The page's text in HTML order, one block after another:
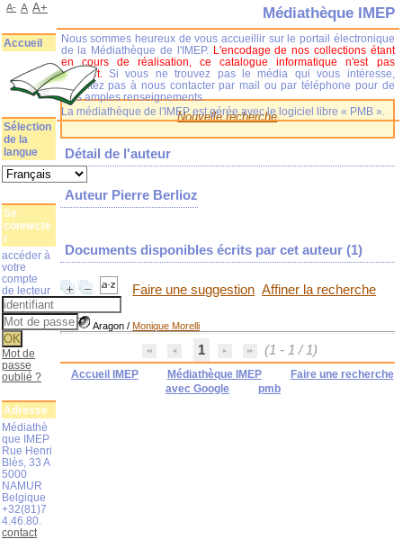
Nouvelle recherche
Détail de l'auteur
Auteur Pierre Berlioz
Documents disponibles écrits par cet auteur (1)
Faire une suggestion Affiner la recherche
Aragon /Monique Morelli
1 (1 - 1 / 1)
Accueil IMEP Médiathèque IMEP
Faire une recherche
avec Google
pmb
Médiathèque IMEP
Nous sommes heureux de vous accueillir sur le portail électronique
de la Médiathèque de l'IMEP. L'encodage de nos collections étant
en cours de réalisation, ce catalogue informatique n'est pas
complet.
Si vous ne trouvez pas le média qui vous intéresse,
n'hésitez pas à nous contacter par mail ou par téléphone pour de
plus amples renseignements.
La médiathèque de l'IMEP est gérée avec le logiciel libre « PMB ».
A- A A+
Accueil
Sélection
de la
langue
Se
connecte
r
accéder à
votre
compte
de lecteur
Mot de
passe
oublié ?
Adresse
Médiathè
que IMEP
Rue Henri
Blès, 33 A
5000
NAMUR
Belgique
+32(81)7
4.46.80.
contact